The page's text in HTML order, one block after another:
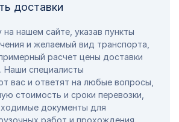
доставки
на нашем сайте, указав пункты
и желаемый вид транспорта,
расчет цены доставки
Наши специалисты
вас и ответят на любые вопросы,
стоимость и сроки перевозки,
документы для
работ и прохождения